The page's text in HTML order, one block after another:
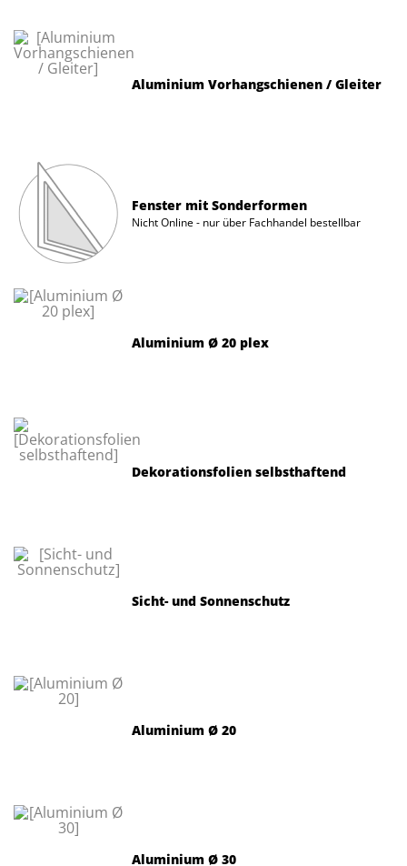
Aluminium Vorhangschienen / Gleiter
Fenster mit Sonderformen
Nicht Online - nur über Fachhandel bestellbar
Aluminium Ø 20 plex
Dekorationsfolien selbsthaftend
Sicht- und Sonnenschutz
Aluminium Ø 20
Aluminium Ø 30